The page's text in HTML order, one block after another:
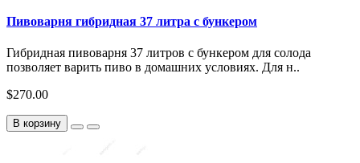
Пивоварня гибридная 37 литра с бункером
Гибридная пивоварня 37 литров с бункером для солода
позволяет варить пиво в домашних условиях. Для н..
$270.00
В корзину